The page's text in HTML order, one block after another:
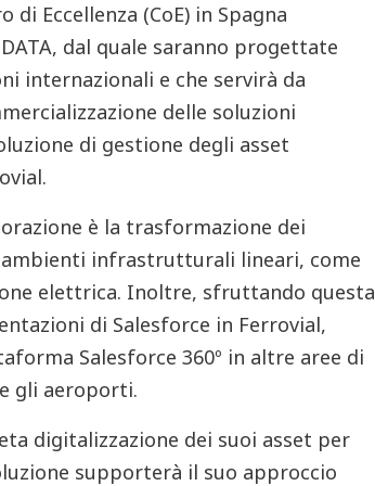
Eccellenza (CoE) in Spagna
dal quale saranno progettate
internazionali e che servirà da
delle soluzioni
di gestione degli asset
è la trasformazione dei
infrastrutturali lineari, come
elettrica. Inoltre, sfruttando questa
di Salesforce in Ferrovial,
Salesforce 360º in altre aree di
gli aeroporti.
digitalizzazione dei suoi asset per
supporterà il suo approccio